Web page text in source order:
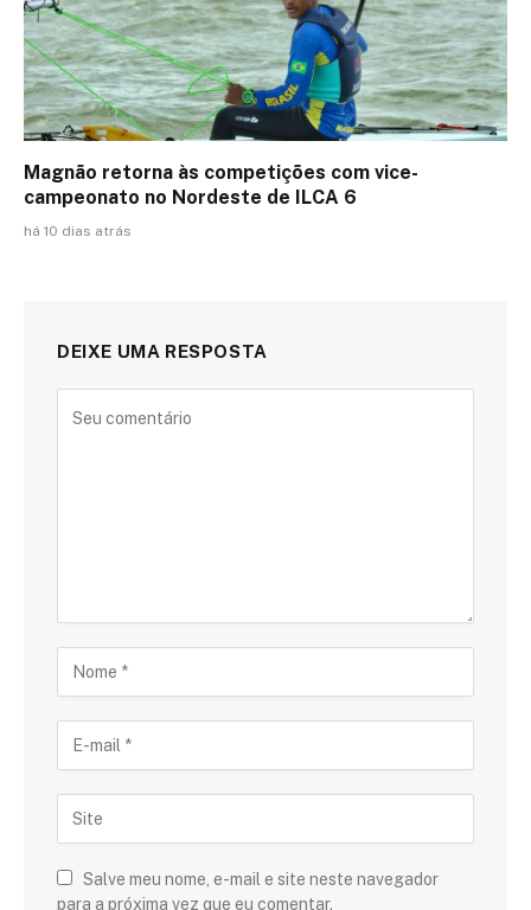
Magnão retorna às competições com vice-
campeonato no Nordeste de ILCA 6
há 10 dias atrás
DEIXE UMA RESPOSTA
Salve meu nome, e-mail e site neste navegador
para a próxima vez que eu comentar.